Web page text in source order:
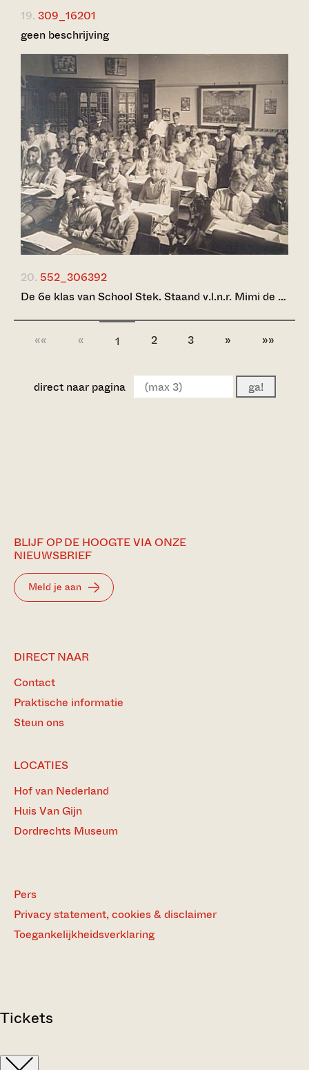
19. 309_16201
geen beschrijving
20. 552_306392
De 6e klas van School Stek. Staand v.l.n.r. Mimi de …
«« « 1 2 3 » »»
direct naar pagina ga!
BLIJF OP DE HOOGTE VIA ONZE
NIEUWSBRIEF
Meld je aan
DIRECT NAAR
Contact
Praktische informatie
Steun ons
LOCATIES
Hof van Nederland
Huis Van Gijn
Dordrechts Museum
Pers
Privacy statement, cookies & disclaimer
Toegankelijkheidsverklaring
Tickets